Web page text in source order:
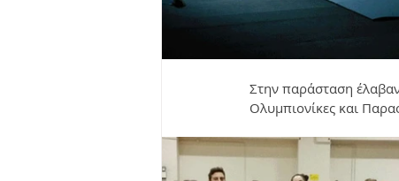
Στην παράσταση
Ολυμπιονίκες και